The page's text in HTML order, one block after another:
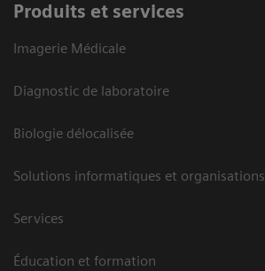
Produits et services
Imagerie Médicale
Diagnostic de laboratoire
Biologie délocalisée
Solutions informatiques et organisations
Services
Éducation et formation